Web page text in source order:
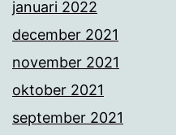
januari 2022
december 2021
november 2021
oktober 2021
september 2021